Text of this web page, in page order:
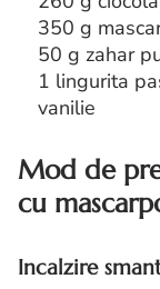
350 g
50 g zahar
1 lingurita
vanilie
Mod de
cu
Incalzire